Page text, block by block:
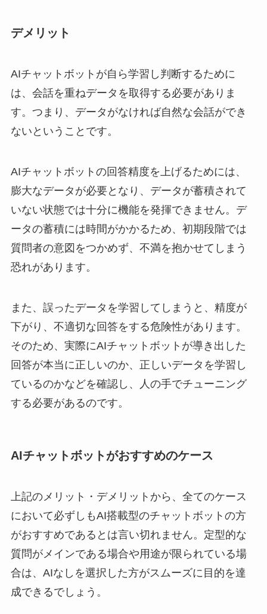
デメリット
AIチャットボットが自ら学習し判断するために
は、会話を重ねデータを取得する必要がありま
す。つまり、データがなければ自然な会話ができ
ないということです。
AIチャットボットの回答精度を上げるためには、
膨大なデータが必要となり、データが蓄積されて
いない状態では十分に機能を発揮できません。デ
ータの蓄積には時間がかかるため、初期段階では
質問者の意図をつかめず、不満を抱かせてしまう
恐れがあります。
また、誤ったデータを学習してしまうと、精度が
下がり、不適切な回答をする危険性があります。
そのため、実際にAIチャットボットが導き出した
回答が本当に正しいのか、正しいデータを学習し
ているのかなどを確認し、人の手でチューニング
する必要があるのです。
AIチャットボットがおすすめのケース
上記のメリット・デメリットから、全てのケース
において必ずしもAI搭載型のチャットボットの方
がおすすめであるとは言い切れません。定型的な
質問がメインである場合や用途が限られている場
合は、AIなしを選択した方がスムーズに目的を達
成できるでしょう。